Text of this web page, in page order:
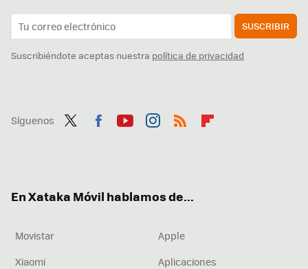
SUSCRIBIR
Suscribiéndote aceptas nuestra política de privacidad
Síguenos
En Xataka Móvil hablamos de...
Movistar
Apple
Xiaomi
Aplicaciones